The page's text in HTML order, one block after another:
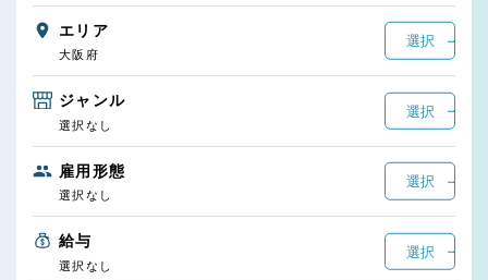
エリア
選択
大阪府
ジャンル
選択
選択なし
雇用形態
選択
選択なし
給与
選択
選択なし